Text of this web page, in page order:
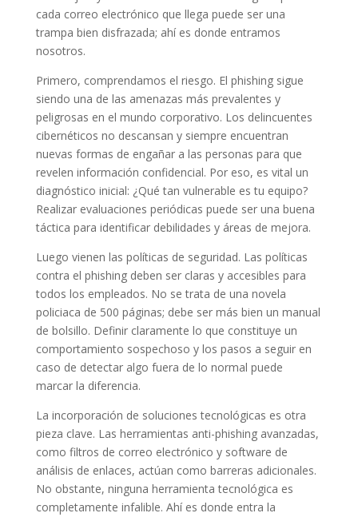
cada correo electrónico que llega puede ser una
trampa bien disfrazada; ahí es donde entramos
nosotros.
Primero, comprendamos el riesgo. El phishing sigue
siendo una de las amenazas más prevalentes y
peligrosas en el mundo corporativo. Los delincuentes
cibernéticos no descansan y siempre encuentran
nuevas formas de engañar a las personas para que
revelen información confidencial. Por eso, es vital un
diagnóstico inicial: ¿Qué tan vulnerable es tu equipo?
Realizar evaluaciones periódicas puede ser una buena
táctica para identificar debilidades y áreas de mejora.
Luego vienen las políticas de seguridad. Las políticas
contra el phishing deben ser claras y accesibles para
todos los empleados. No se trata de una novela
policiaca de 500 páginas; debe ser más bien un manual
de bolsillo. Definir claramente lo que constituye un
comportamiento sospechoso y los pasos a seguir en
caso de detectar algo fuera de lo normal puede
marcar la diferencia.
La incorporación de soluciones tecnológicas es otra
pieza clave. Las herramientas anti-phishing avanzadas,
como filtros de correo electrónico y software de
análisis de enlaces, actúan como barreras adicionales.
No obstante, ninguna herramienta tecnológica es
completamente infalible. Ahí es donde entra la